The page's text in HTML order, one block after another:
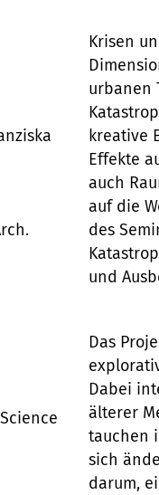
Krisen
urbanen
kreative
Effekte
auch
auf die
des
und
Das
Dabei
älterer
tauchen
sich
darum,